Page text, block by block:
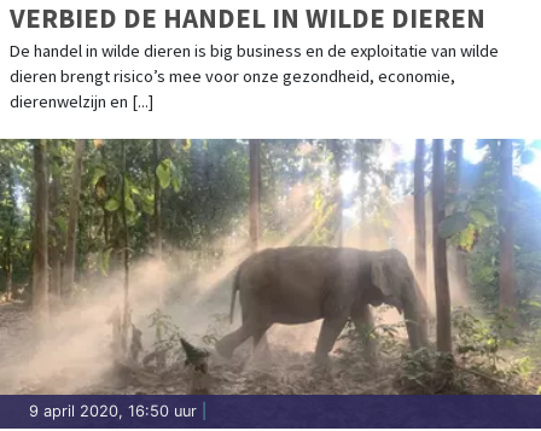
VERBIED DE HANDEL IN WILDE DIEREN
De handel in wilde dieren is big business en de exploitatie van wilde
dieren brengt risico’s mee voor onze gezondheid, economie,
dierenwelzijn en [...]
9 april 2020, 16:50 uur